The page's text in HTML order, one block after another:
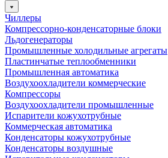
Чиллеры
Компрессорно-конденсаторные блоки
Льдогенераторы
Промышленные холодильные агрегаты
Пластинчатые теплообменники
Промышленная автоматика
Воздухоохладители коммерческие
Компрессоры
Воздухоохладители промышленные
Испарители кожухотрубные
Коммерческая автоматика
Конденсаторы кожухотрубные
Конденсаторы воздушные